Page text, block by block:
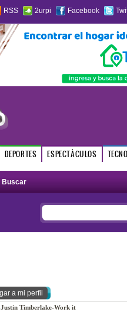
RSS 2urpi Facebook
DEPORTES ESPECTÁCULOS
Buscar
Justin Timberlake-Work it